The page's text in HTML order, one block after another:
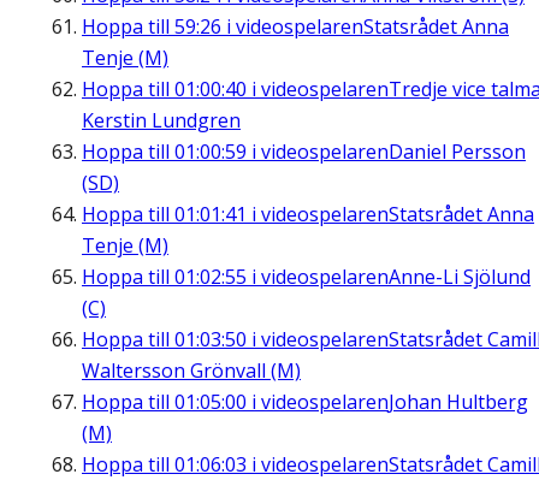
Hoppa till 59:26 i videospelarenStatsrådet Anna
Tenje (M)
Hoppa till 01:00:40 i videospelarenTredje vice
Kerstin Lundgren
Hoppa till 01:00:59 i videospelarenDaniel Persson
(SD)
Hoppa till 01:01:41 i videospelarenStatsrådet Anna
Tenje (M)
Hoppa till 01:02:55 i videospelarenAnne-Li Sjölund
(C)
Hoppa till 01:03:50 i videospelarenStatsrådet
Waltersson Grönvall (M)
Hoppa till 01:05:00 i videospelarenJohan Hultberg
(M)
Hoppa till 01:06:03 i videospelarenStatsrådet